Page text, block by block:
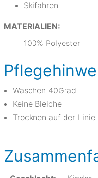
Skifahren
MATERIALIEN:
100% Polyester
Waschen 40Grad
Keine Bleiche
Trocknen auf der Linie